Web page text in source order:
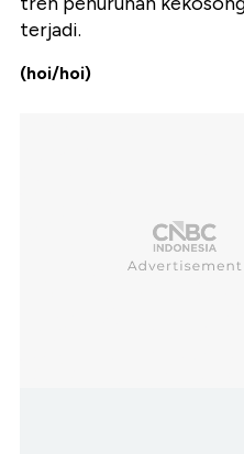
terjadi.
(hoi/hoi)